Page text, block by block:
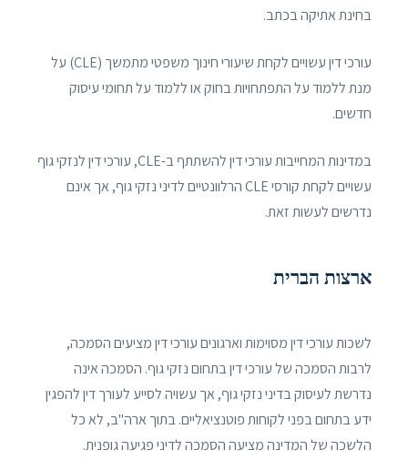
בחינת אתיקה בכתב.
עורכי דין עשויים לקחת שיעורי חינוך משפטי מתמשך (CLE) על
מנת ללמוד על התפתחויות בחוק או ללמוד על תחומי עיסוק
חדשים.
במדינות המחייבות עורכי דין להשתתף ב-CLE, עורכי דין לנזקי גוף
עשויים לקחת קורסי CLE הרלוונטיים לדיני נזקי גוף, אך אינם
נדרשים לעשות זאת.
ארצות הברית
לשכות עורכי דין מסוימות וארגונים עורכי דין מציעים הסמכה,
לרבות הסמכה של עורכי דין בתחום נזקי גוף. הסמכה אינה
נדרשת לעיסוק בדיני נזקי גוף, אך עשויה לסייע לעורך דין להפגין
ידע בתחום בפני לקוחות פוטנציאליים. בתוך ארה"ב, לא כל
הלשכה של המדינה מציעה הסמכה לדיני פגיעה גופנית.